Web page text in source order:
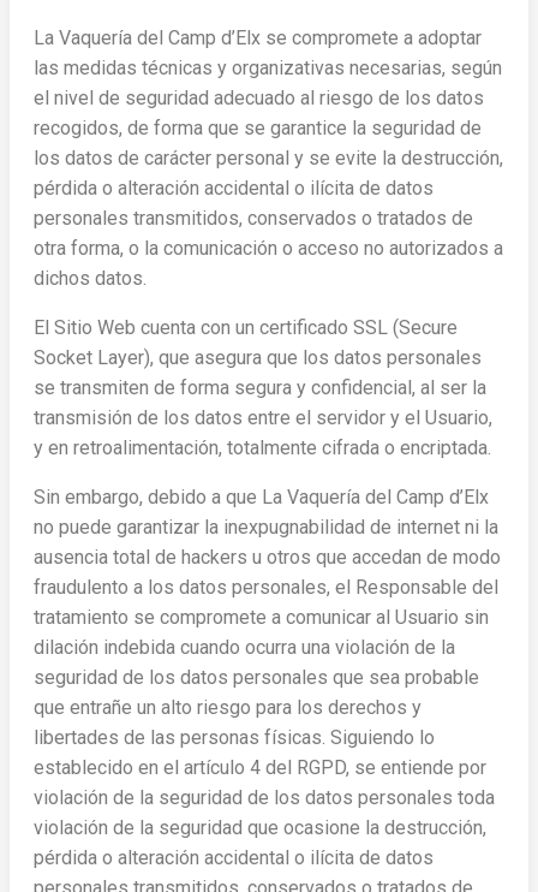
La Vaquería del Camp d’Elx se compromete a adoptar
las medidas técnicas y organizativas necesarias, según
el nivel de seguridad adecuado al riesgo de los datos
recogidos, de forma que se garantice la seguridad de
los datos de carácter personal y se evite la destrucción,
pérdida o alteración accidental o ilícita de datos
personales transmitidos, conservados o tratados de
otra forma, o la comunicación o acceso no autorizados a
dichos datos.
El Sitio Web cuenta con un certificado SSL (Secure
Socket Layer), que asegura que los datos personales
se transmiten de forma segura y confidencial, al ser la
transmisión de los datos entre el servidor y el Usuario,
y en retroalimentación, totalmente cifrada o encriptada.
Sin embargo, debido a que La Vaquería del Camp d’Elx
no puede garantizar la inexpugnabilidad de internet ni la
ausencia total de hackers u otros que accedan de modo
fraudulento a los datos personales, el Responsable del
tratamiento se compromete a comunicar al Usuario sin
dilación indebida cuando ocurra una violación de la
seguridad de los datos personales que sea probable
que entrañe un alto riesgo para los derechos y
libertades de las personas físicas. Siguiendo lo
establecido en el artículo 4 del RGPD, se entiende por
violación de la seguridad de los datos personales toda
violación de la seguridad que ocasione la destrucción,
pérdida o alteración accidental o ilícita de datos
personales transmitidos, conservados o tratados de